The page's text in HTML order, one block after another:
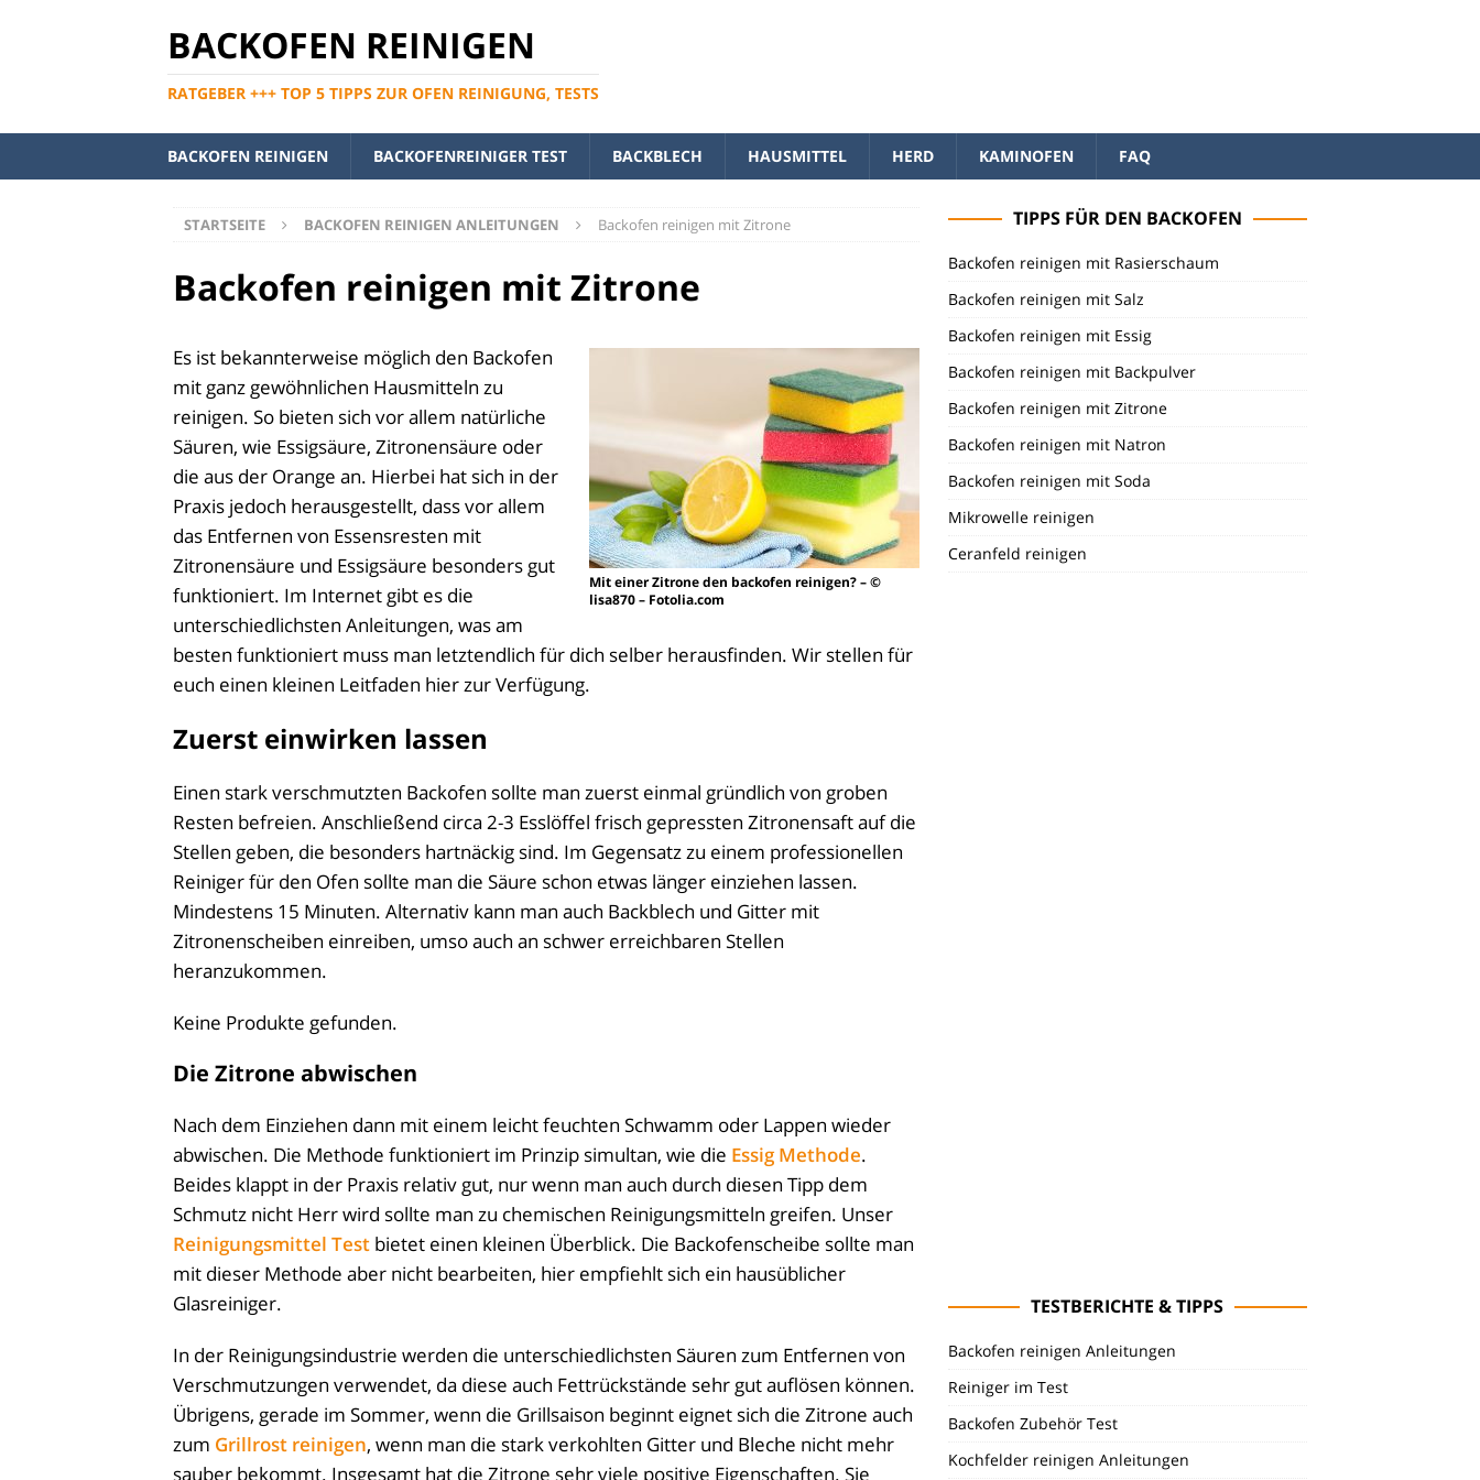
BACKOFEN REINIGEN
RATGEBER +++ TOP 5 TIPPS ZUR OFEN REINIGUNG, TESTS
BACKOFEN REINIGEN BACKOFENREINIGER TEST BACKBLECH HAUSMITTEL HERD KAMINOFEN FAQ
STARTSEITE BACKOFEN REINIGEN ANLEITUNGEN Backofen reinigen mit Zitrone
Backofen reinigen mit Zitrone
Mit einer Zitrone den backofen reinigen? – ©
lisa870 – Fotolia.com
Es ist bekannterweise möglich den Backofen
mit ganz gewöhnlichen Hausmitteln zu
reinigen. So bieten sich vor allem natürliche
Säuren, wie Essigsäure, Zitronensäure oder
die aus der Orange an. Hierbei hat sich in der
Praxis jedoch herausgestellt, dass vor allem
das Entfernen von Essensresten mit
Zitronensäure und Essigsäure besonders gut
funktioniert. Im Internet gibt es die
unterschiedlichsten Anleitungen, was am
besten funktioniert muss man letztendlich für dich selber herausfinden. Wir stellen für
euch einen kleinen Leitfaden hier zur Verfügung.
Zuerst einwirken lassen
Einen stark verschmutzten Backofen sollte man zuerst einmal gründlich von groben
Resten befreien. Anschließend circa 2-3 Esslöffel frisch gepressten Zitronensaft auf die
Stellen geben, die besonders hartnäckig sind. Im Gegensatz zu einem professionellen
Reiniger für den Ofen sollte man die Säure schon etwas länger einziehen lassen.
Mindestens 15 Minuten. Alternativ kann man auch Backblech und Gitter mit
Zitronenscheiben einreiben, umso auch an schwer erreichbaren Stellen
heranzukommen.
Keine Produkte gefunden.
Die Zitrone abwischen
Nach dem Einziehen dann mit einem leicht feuchten Schwamm oder Lappen wieder
abwischen. Die Methode funktioniert im Prinzip simultan, wie die Essig Methode.
Beides klappt in der Praxis relativ gut, nur wenn man auch durch diesen Tipp dem
Schmutz nicht Herr wird sollte man zu chemischen Reinigungsmitteln greifen. Unser
Reinigungsmittel Test bietet einen kleinen Überblick. Die Backofenscheibe sollte man
mit dieser Methode aber nicht bearbeiten, hier empfiehlt sich ein hausüblicher
Glasreiniger.
In der Reinigungsindustrie werden die unterschiedlichsten Säuren zum Entfernen von
Verschmutzungen verwendet, da diese auch Fettrückstände sehr gut auflösen können.
Übrigens, gerade im Sommer, wenn die Grillsaison beginnt eignet sich die Zitrone auch
zum Grillrost reinigen, wenn man die stark verkohlten Gitter und Bleche nicht mehr
sauber bekommt. Insgesamt hat die Zitrone sehr viele positive Eigenschaften. Sie
TIPPS FÜR DEN BACKOFEN
Backofen reinigen mit Rasierschaum
Backofen reinigen mit Salz
Backofen reinigen mit Essig
Backofen reinigen mit Backpulver
Backofen reinigen mit Zitrone
Backofen reinigen mit Natron
Backofen reinigen mit Soda
Mikrowelle reinigen
Ceranfeld reinigen
TESTBERICHTE & TIPPS
Backofen reinigen Anleitungen
Reiniger im Test
Backofen Zubehör Test
Kochfelder reinigen Anleitungen